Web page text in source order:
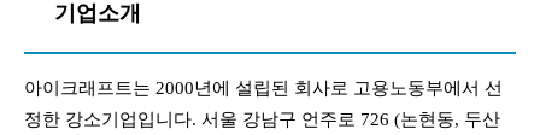
기업소개
아이크래프트는 2000년에 설립된 회사로 고용노동부에서 선
정한 강소기업입니다. 서울 강남구 언주로 726 (논현동, 두산